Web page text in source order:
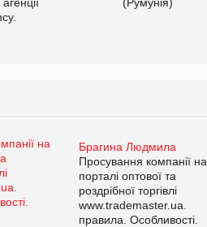
Брагина Людмила
Просування компанії на
порталі оптової та
роздрібної торгівлі
www.trademaster.ua.
правила. Особливості.